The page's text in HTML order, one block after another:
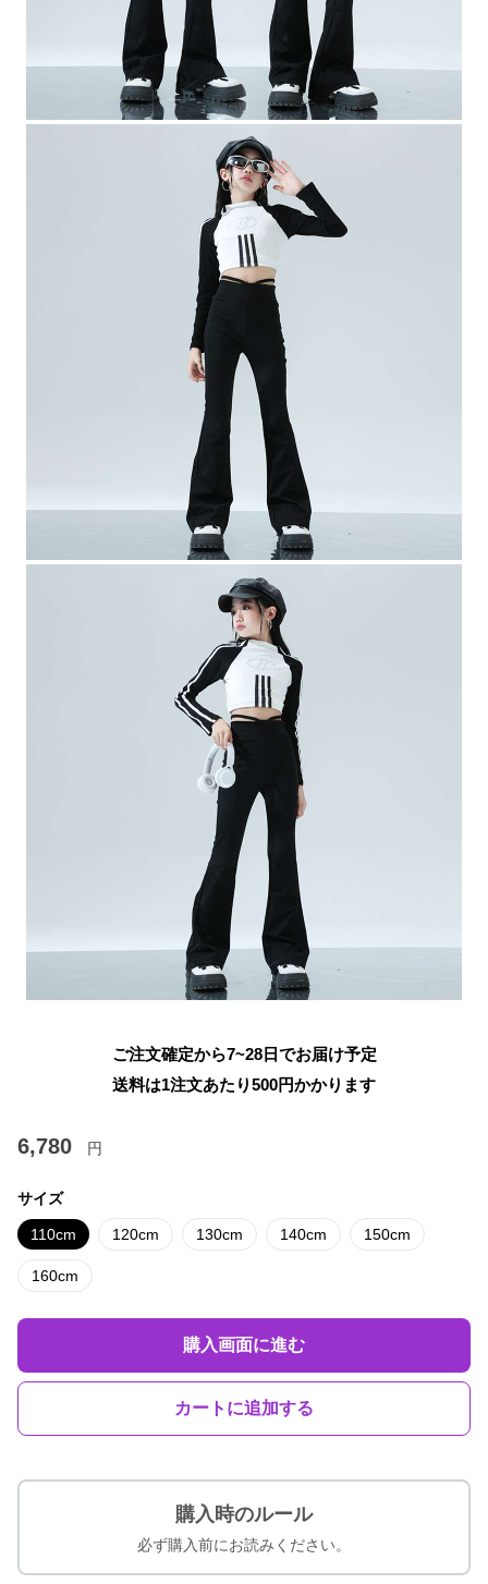
ご注文確定から7~28日でお届け予定
送料は1注文あたり500円かかります
6,780 円
サイズ
110cm 120cm 130cm 140cm 150cm
160cm
購入画面に進む
カートに追加する
購入時のルール
必ず購入前にお読みください。